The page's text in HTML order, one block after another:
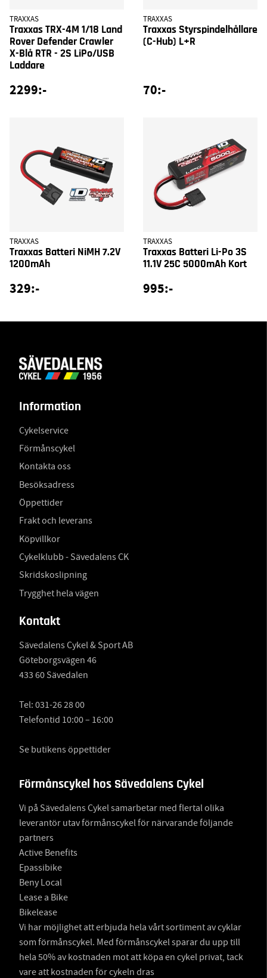
TRAXXAS
Traxxas TRX-4M 1/18 Land
Rover Defender Crawler
X-Blå RTR - 2S LiPo/USB
Laddare
2299:-
TRAXXAS
Traxxas Styrspindelhållare
(C-Hub) L+R
70:-
TRAXXAS
Traxxas Batteri NiMH 7.2V
1200mAh
329:-
TRAXXAS
Traxxas Batteri Li-Po 3S
11.1V 25C 5000mAh Kort
995:-
Information
Cykelservice
Förmånscykel
Kontakta oss
Besöksadress
Öppettider
Frakt och leverans
Köpvillkor
Cykelklubb - Sävedalens CK
Skridskoslipning
Trygghet hela vägen
Kontakt
Sävedalens Cykel & Sport AB
Göteborgsvägen 46
433 60 Sävedalen
Tel: 031-26 28 00
Telefontid 10:00 – 16:00
Se butikens öppettider
Förmånscykel hos Sävedalens Cykel
Vi på Sävedalens Cykel samarbetar med flertal olika
leverantör utav förmånscykel för närvarande följande
partners
Active Benefits
Epassibike
Beny Local
Lease a Bike
Bikelease
Vi har möjlighet att erbjuda hela vårt sortiment av cyklar
som förmånscykel. Med förmånscykel sparar du upp till
hela 50% av kostnaden mot att köpa en cykel privat, tack
vare att kostnaden för cykeln dras